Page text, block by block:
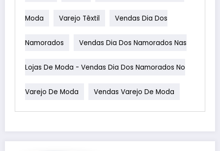
Moda Varejo Têxtil Vendas Dia Dos
Namorados Vendas Dia Dos Namorados Nas
Lojas De Moda - Vendas Dia Dos Namorados No
Varejo De Moda Vendas Varejo De Moda